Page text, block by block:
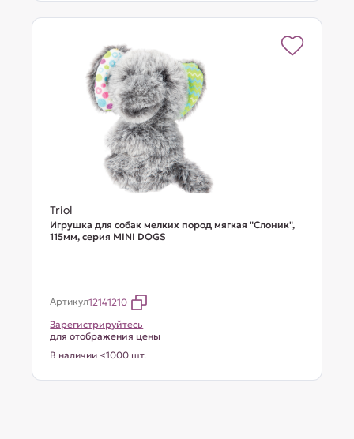
Triol
Игрушка для собак мелких пород мягкая "Слоник",
115мм, серия MINI DOGS
Артикул12141210
Зарегистрируйтесь
для отображения цены
В наличии <1000 шт.